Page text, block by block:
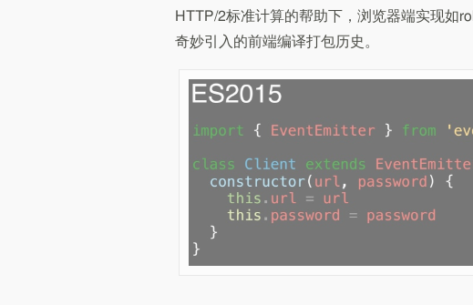
HTTP/2标准计算的帮助下，浏览器端实现如
奇妙引入的前端编译打包历史。